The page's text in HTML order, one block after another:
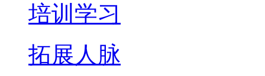
培训学习
拓展人脉